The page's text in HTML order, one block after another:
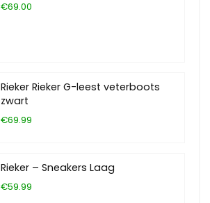
€69.00
Rieker Rieker G-leest veterboots
zwart
€69.99
Rieker – Sneakers Laag
€59.99